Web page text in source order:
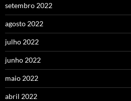
setembro 2022
agosto 2022
julho 2022
junho 2022
maio 2022
abril 2022